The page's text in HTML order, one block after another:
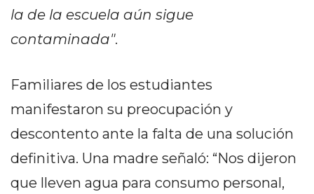
Y
CONDICIONES
POLÍTICAS
PRIVACIDAD
la de la escuela aún sigue
contaminada".
Familiares de los estudiantes
manifestaron su preocupación y
descontento ante la falta de una solución
definitiva. Una madre señaló:
Nos dijeron
que lleven agua para consumo personal,